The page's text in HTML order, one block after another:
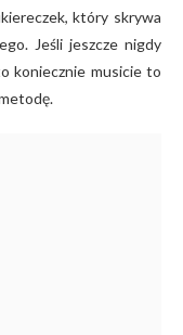
który skrywa
Jeśli jeszcze nigdy
koniecznie musicie to